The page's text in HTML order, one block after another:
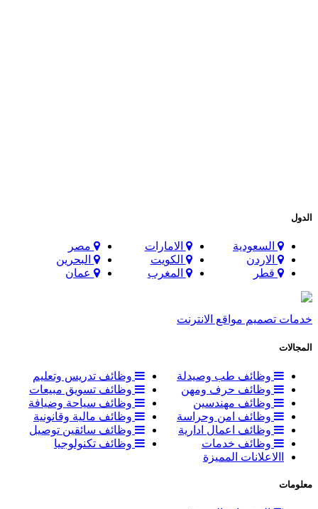
الدول
السعودية الامارات
مصر
الاردن
الكويت
البحرين
قطر
المغرب عمان
خدمات تصميم مواقع الانترنت
المجالات
وظائف طب وصيدلة
وظائف تدريس وتعليم
وظائف حرف ومهن
وظائف تسويق مبيعات
وظائف مهندسين
وظائف سياحة وضيافة
وظائف امن وحراسة
وظائف مالية وقانونية
وظائف اعمال ادارية
وظائف سائقين توصيل
وظائف خدمات
وظائف تكنولوجيا
االاعلانات المميزة
معلومات